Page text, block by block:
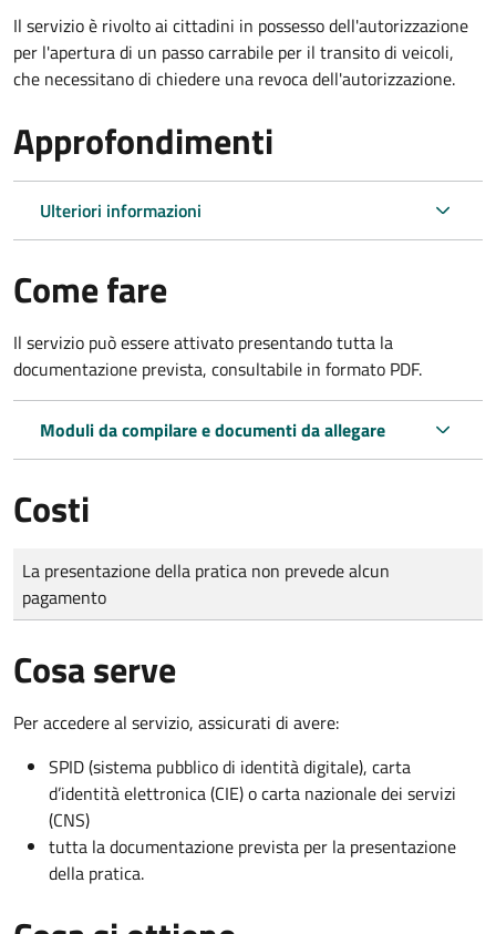
Il servizio è rivolto ai cittadini in possesso dell'autorizzazione
per l'apertura di un passo carrabile per il transito di veicoli,
che necessitano di chiedere una revoca dell'autorizzazione.
Approfondimenti
Ulteriori informazioni
Come fare
Il servizio può essere attivato presentando tutta la
documentazione prevista, consultabile in formato PDF.
Moduli da compilare e documenti da allegare
Costi
Tipo di pagamento
Importo
La presentazione della pratica non prevede alcun
pagamento
Cosa serve
Per accedere al servizio, assicurati di avere:
SPID (sistema pubblico di identità digitale), carta
d’identità elettronica (CIE) o carta nazionale dei servizi
(CNS)
tutta la documentazione prevista per la presentazione
della pratica.